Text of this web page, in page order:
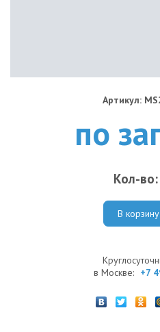
Артикул:
по
Кол-во:
В корзину
в Москве: +7